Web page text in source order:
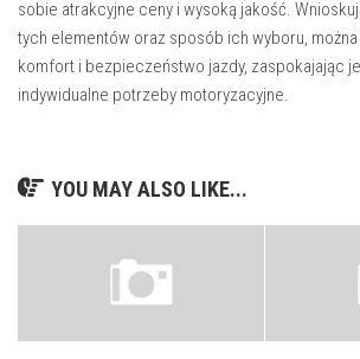
sobie atrakcyjne ceny i wysoką jakość.
tych elementów oraz sposób ich wyboru,
komfort i bezpieczeństwo jazdy, zaspokajając
indywidualne potrzeby motoryzacyjne.
YOU MAY ALSO LIKE...